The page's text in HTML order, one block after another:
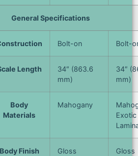
General Specifications
Bolt-on Bolt-
Length
34″ (863.6
mm)
34″
mm)
Body
Materials
Mahogany
Body Finish
Gloss
Gloss